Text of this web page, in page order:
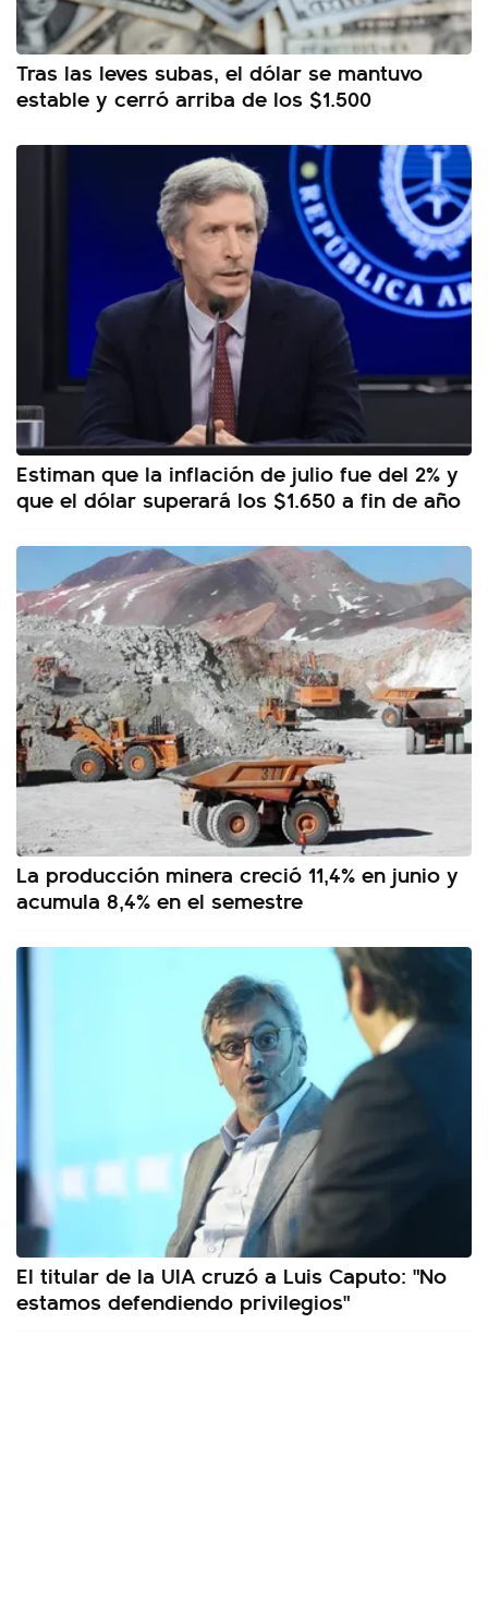
Tras las leves subas, el dólar se mantuvo
estable y cerró arriba de los $1.500
Estiman que la inflación de julio fue del 2% y
que el dólar superará los $1.650 a fin de año
La producción minera creció 11,4% en junio y
acumula 8,4% en el semestre
El titular de la UIA cruzó a Luis Caputo: "No
estamos defendiendo privilegios"